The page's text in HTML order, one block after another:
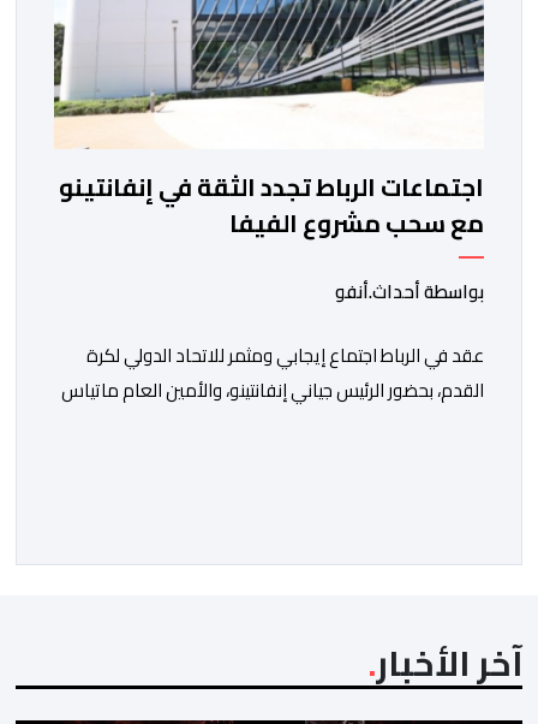
اجتماعات الرباط تجدد الثقة في إنفانتينو
مع سحب مشروع الفيفا
بواسطة أحداث.أنفو
عقد في الرباط اجتماع إيجابي ومثمر للاتحاد الدولي لكرة
القدم، بحضور الرئيس جياني إنفانتينو، والأمين العام ماتياس
المسؤول الوحيد المباشر والمنتخب من قِبل 211 اتحادا […]
آخر الأخبار